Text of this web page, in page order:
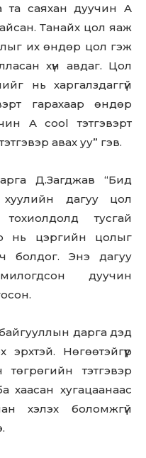
та саяхан дуучин A
Танайх цол яаж
их өндөр цол гэж
хүн авдаг. Цол
нь харгалздаггүй
гарахаар өндөр
A cool тэтгэвэрт
авах уу” гэв.
Д.Загджав “Бид
дагуу цол
тусгай
нь цэргийн цолыг
болдог. Энэ дагуу
дуучин
байгууллын дарга дэд
Нөгөөтэйгүүр
тэтгэвэр
хаасан хугацаанаас
хэлэх боломжгүй